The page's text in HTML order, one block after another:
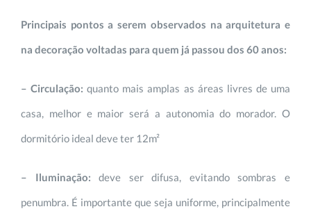
Principais pontos a serem observados na arquitetura e
na decoração voltadas para quem já passou dos 60 anos:
– Circulação:quanto mais amplas as áreas livres de uma
casa, melhor e maior será a autonomia do morador. O
dormitório ideal deve ter 12m²
– Iluminação: deve ser difusa, evitando sombras e
penumbra. É importante que seja uniforme, principalmente